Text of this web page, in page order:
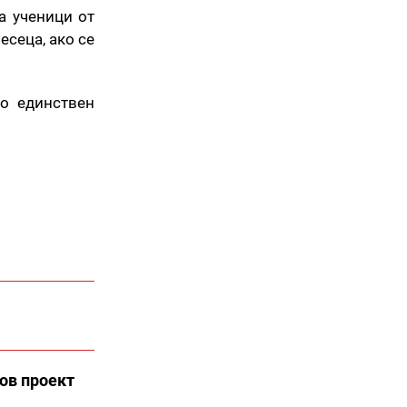
ученици от
ако се
единствен
проект